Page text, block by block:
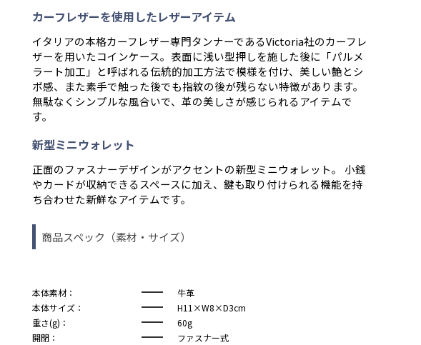
カーフレザーを使用したレザーアイテム
イタリアの本格カーフレザー専門タンナーであるVictoria社のカーフレ
ザーを用いたコインケース。表面に浅い型押しを施した後に「パルメ
ラート加工」と呼ばれる伝統的加工方法で模様を付け、美しい艶とシ
ボ感、また素手で触った後でも指紋の後が残らない特徴があります。
無駄なくシンプルな風合いで、革の美しさが感じられるアイテムで
す。
新型ミニウォレット
正面のファスナーデザインがアクセントの新型ミニウォレット。 小銭
やカードが収納できるスペースに加え、鍵も取り付けられる機能を持
ち合わせた新鮮なアイテムです。
商品スペック（素材・サイズ）
本体素材：
牛革
本体サイズ：
H11×W8×D3cm
重さ(g)：
60g
開閉：
ファスナー式